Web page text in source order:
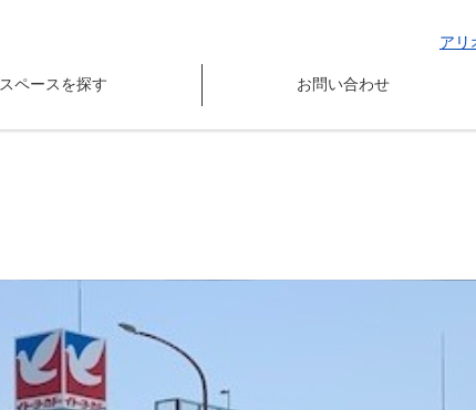
アリ
スペースを探す お問い合わせ